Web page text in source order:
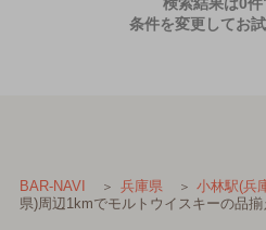
検索結果は0件
条件を変更してお試
BAR-NAVI 兵庫県 小林駅(兵
県)周辺1kmでモルトウイスキーの品